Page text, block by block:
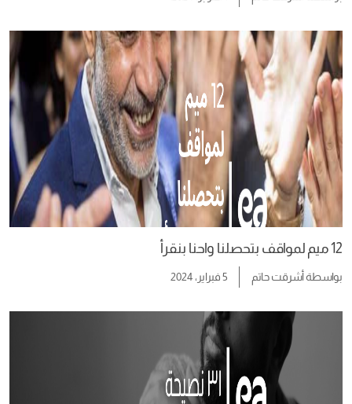
12 ميم لمواقف بتحصلنا واحنا بنقرأ
بواسطةأشرقت حاتم 5 فبراير، 2024